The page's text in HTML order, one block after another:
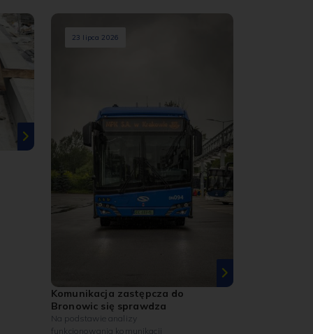
23 lipca 2026
Komunikacja zastępcza do
Bronowic się sprawdza
Na podstawie analizy
funkcjonowania komunikacji